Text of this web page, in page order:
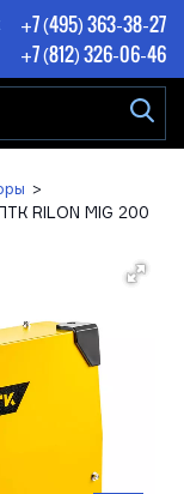
+7 (495) 363-38-27
+7 (812) 326-06-46
ПТК RILON MIG 200